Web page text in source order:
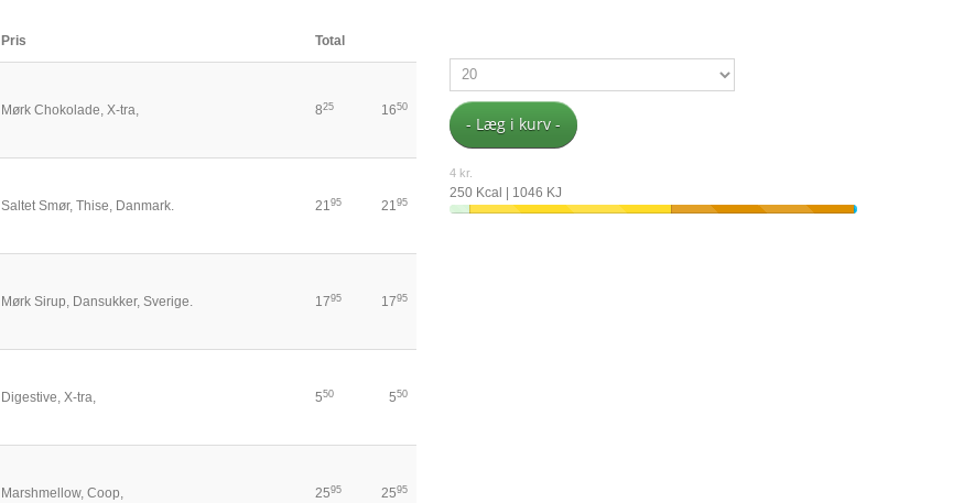
Pris Total
Mørk Chokolade, X-tra, 825 1650
Saltet Smør, Thise, Danmark. 2195 2195
Mørk Sirup, Dansukker, Sverige. 1795 1795
Digestive, X-tra, 550 550
Marshmellow, Coop, 2595 2595
- Læg i kurv -
4 kr.
250 Kcal | 1046 KJ